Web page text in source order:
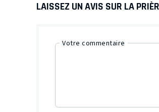
LAISSEZ UN AVIS SUR LA
Votre commentaire